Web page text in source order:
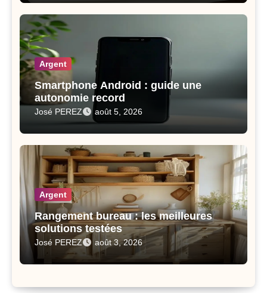
Argent
Smartphone Android : guide une
autonomie record
José PEREZ août 5, 2026
Argent
Rangement bureau : les meilleures
solutions testées
José PEREZ août 3, 2026